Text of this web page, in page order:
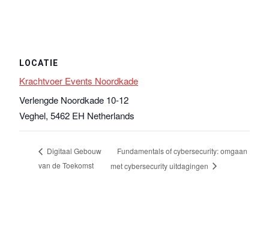
LOCATIE
Krachtvoer Events Noordkade
Verlengde Noordkade 10-12
Veghel, 5462 EH Netherlands
Digitaal Gebouw
van de Toekomst
Fundamentals of cybersecurity: omgaan
met cybersecurity uitdagingen